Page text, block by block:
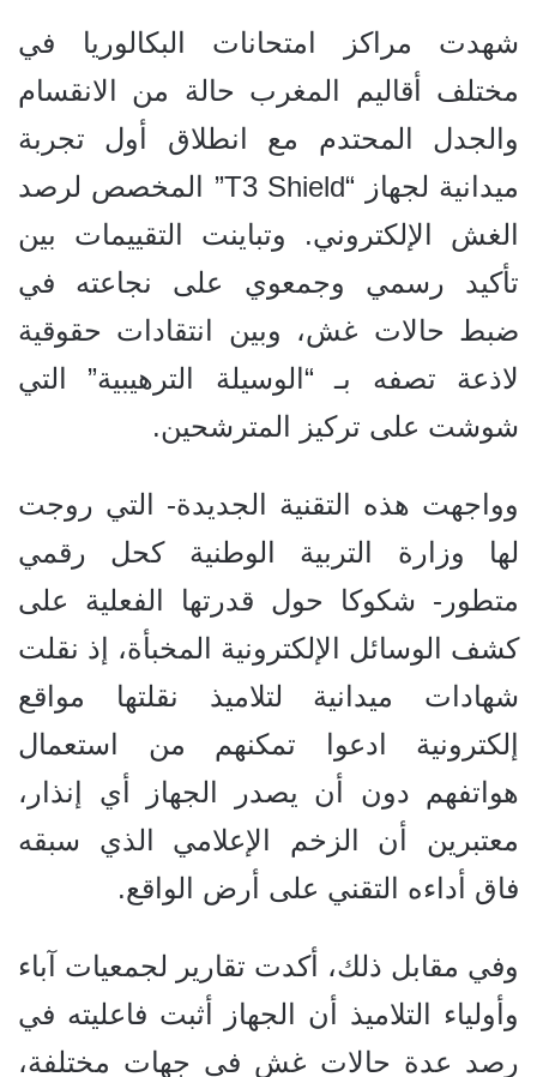
شهدت مراكز امتحانات البكالوريا في
مختلف أقاليم المغرب حالة من الانقسام
والجدل المحتدم مع انطلاق أول تجربة
ميدانية لجهاز “T3 Shield” المخصص لرصد
الغش الإلكتروني. وتباينت التقييمات بين
تأكيد رسمي وجمعوي على نجاعته في
ضبط حالات غش، وبين انتقادات حقوقية
لاذعة تصفه بـ “الوسيلة الترهيبية” التي
شوشت على تركيز المترشحين.
وواجهت هذه التقنية الجديدة- التي روجت
لها وزارة التربية الوطنية كحل رقمي
متطور- شكوكا حول قدرتها الفعلية على
كشف الوسائل الإلكترونية المخبأة، إذ نقلت
شهادات ميدانية لتلاميذ نقلتها مواقع
إلكترونية ادعوا تمكنهم من استعمال
هواتفهم دون أن يصدر الجهاز أي إنذار،
معتبرين أن الزخم الإعلامي الذي سبقه
فاق أداءه التقني على أرض الواقع.
وفي مقابل ذلك، أكدت تقارير لجمعيات آباء
وأولياء التلاميذ أن الجهاز أثبت فاعليته في
رصد عدة حالات غش في جهات مختلفة،